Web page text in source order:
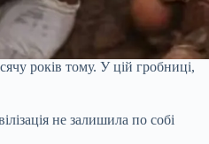
років тому. У цій гробниці,
не залишила по собі